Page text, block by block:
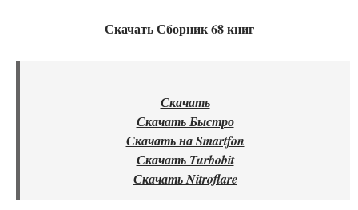
Скачать Сборник 68 книг
Скачать
Скачать Быстро
Скачать на Smartfon
Скачать Turbobit
Скачать Nitroflare